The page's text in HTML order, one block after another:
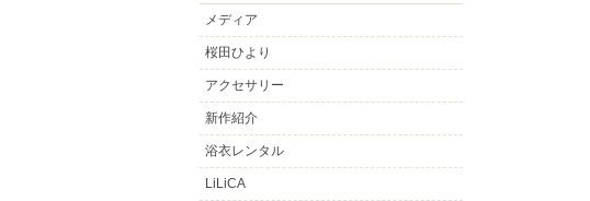
メディア
桜田ひより
アクセサリー
新作紹介
浴衣レンタル
LiLiCA